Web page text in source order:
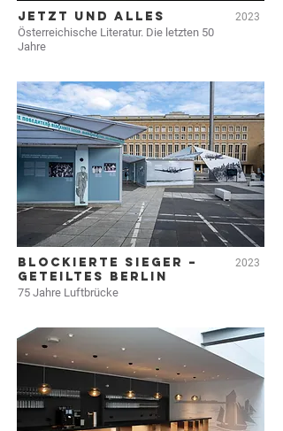
JETZT UND ALLES 2023
Österreichische Literatur. Die letzten 50
Jahre
BLOCKIERTE SIEGER –
GETEILTES BERLIN
2023
75 Jahre Luftbrücke